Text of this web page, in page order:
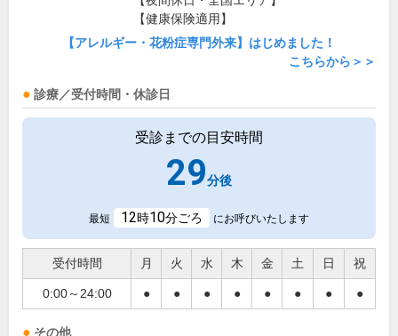
【健康保険適用】
【アレルギー・花粉症専門外来】はじめました！
こちらから＞＞
診療／受付時間・休診日
受診までの目安時間
29分後
最短 12時10分ごろ にお呼びいたします
受付時間 月 火 水 木 金 土 日 祝
0:00～24:00 ● ● ● ● ● ● ● ●
その他